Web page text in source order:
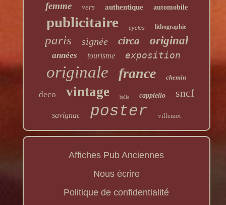
femme vers authentique automobile
publicitaire cycles lithographie
paris signée circa original
années tourisme exposition
originale france chemin
deco vintage belle cappiello sncf
savignac poster villemot
Affiches Pub Anciennes
Nous écrire
Politique de confidentialité